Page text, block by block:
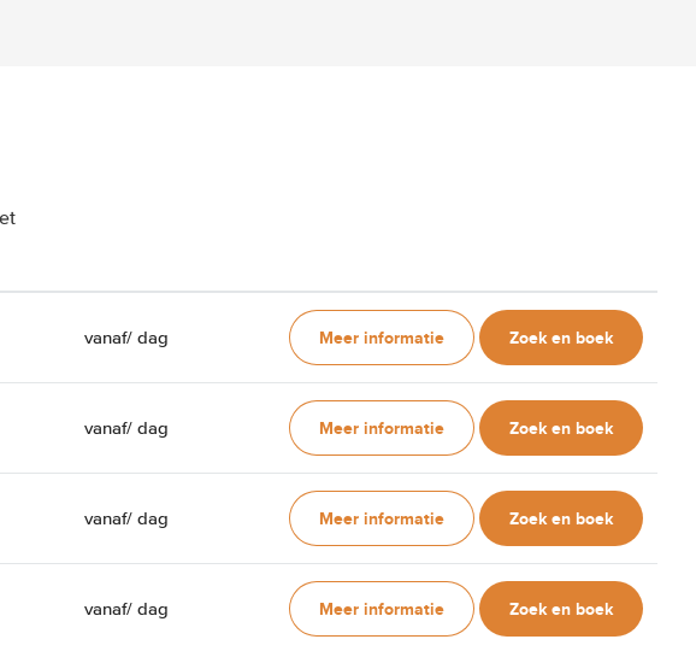
vanaf/ dag Meer informatie Zoek en boek
vanaf/ dag Meer informatie Zoek en boek
vanaf/ dag Meer informatie Zoek en boek
vanaf/ dag Meer informatie Zoek en boek